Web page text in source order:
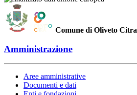
Comune di Oliveto Citra
Amministrazione
Aree amministrative
Documenti e dati